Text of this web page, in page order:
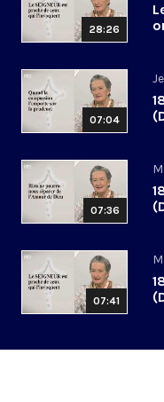
28:26
07:04
07:36
07:41